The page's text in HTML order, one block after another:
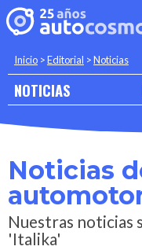
Inicio >Editorial >Noticias
NOTICIAS
Noticias
Nuestras noticias
'Italika'